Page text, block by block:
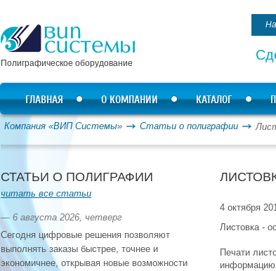
Полиграфическое оборудование
ГЛАВНАЯ О КОМПАНИИ КАТАЛОГ
Компания «ВИП Системы» Статьи о полиграфии
СТАТЬИ О ПОЛИГРАФИИ
читать все статьи
— 6 августа 2026, четверг
Сегодня цифровые решения позволяют
выполнять заказы быстрее, точнее и
экономичнее, открывая новые возможности
4 октября
Листовка -
Печати